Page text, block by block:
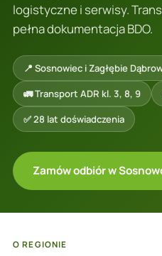
logistyczne i serwisy.
pełna dokumentacja BDO.
📍 Sosnowiec i Zagłębie
🚛 Transport ADR kl. 3, 8, 9
✅ 28 lat doświadczenia
Zamów odbiór w
O REGIONIE